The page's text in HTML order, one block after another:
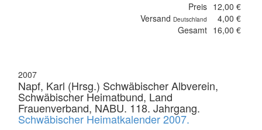
Preis 12,00 €
Versand Deutschland
4,00 €
Gesamt 16,00 €
2007
Napf, Karl (Hrsg.) Schwäbischer Albverein,
Schwäbischer Heimatbund, Land
Frauenverband, NABU. 118. Jahrgang.
Schwäbischer Heimatkalender 2007.